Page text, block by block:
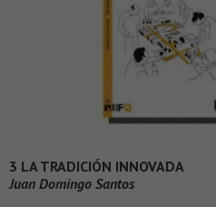
3 LA TRADICIÓN INNOVADA
Juan Domingo Santos